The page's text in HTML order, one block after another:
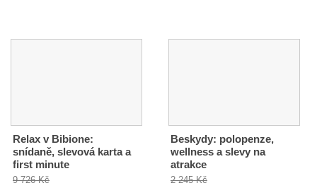
Relax v Bibione:
snídaně, slevová karta a
first minute
9 726 Kč
Beskydy: polopenze,
wellness a slevy na
atrakce
2 245 Kč